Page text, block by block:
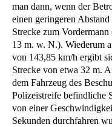
man dann, wenn der
einen geringeren
Strecke zum
13 m. w. N.). Wiederum
von 143,85 km/h ergibt
Strecke von etwa 32 m.
dem Fahrzeug des
Polizeistreife befindliche
von einer
Sekunden durchfahren